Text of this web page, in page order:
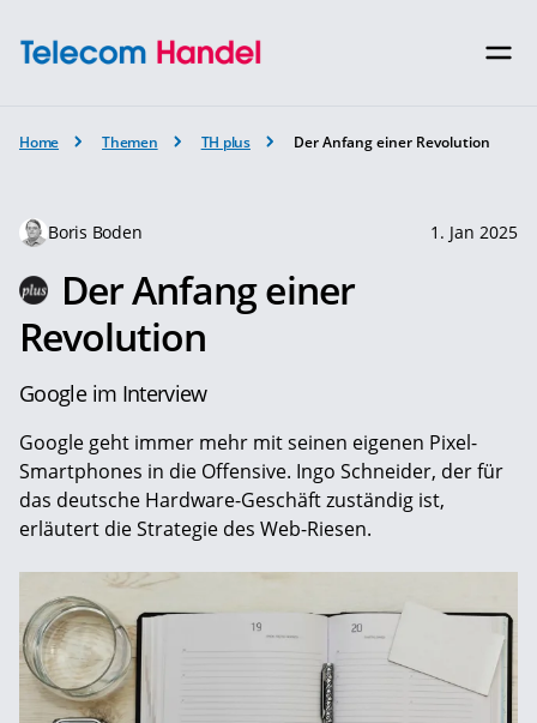
Home Themen TH plus Der Anfang einer Revolution
Boris Boden 1. Jan 2025
Der Anfang einer
Revolution
Google im Interview
Google geht immer mehr mit seinen eigenen Pixel-
Smartphones in die Offensive. Ingo Schneider, der für
das deutsche Hardware-Geschäft zuständig ist,
erläutert die Strategie des Web-Riesen.